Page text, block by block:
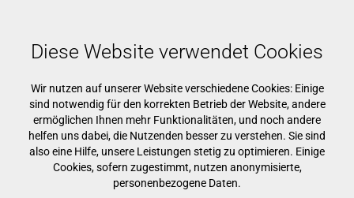
E-SHOP › PRAXIS› INJEKTION & SPÜLUNG ›
INJEKTIONSSPRITZEN EINWEG
Diese Website verwendet Cookies
Wir nutzen auf unserer Website verschiedene Cookies: Einige
sind notwendig für den korrekten Betrieb der Website, andere
ermöglichen Ihnen mehr Funktionalitäten, und noch andere
helfen uns dabei, die Nutzenden besser zu verstehen. Sie sind
also eine Hilfe, unsere Leistungen stetig zu optimieren. Einige
Cookies, sofern zugestimmt, nutzen anonymisierte,
personenbezogene Daten.